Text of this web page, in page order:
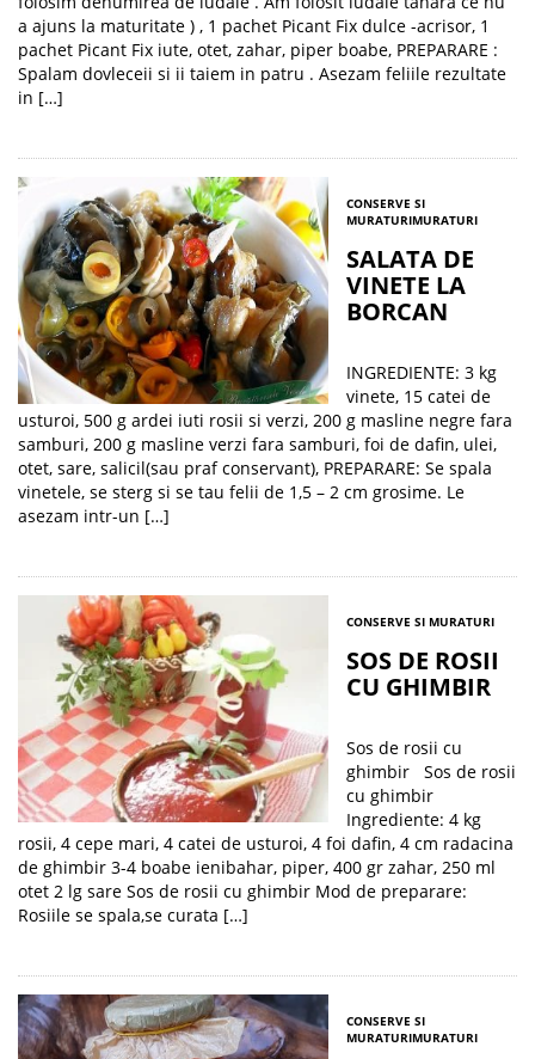
a ajuns la maturitate ) , 1 pachet Picant Fix dulce -acrisor, 1
pachet Picant Fix iute, otet, zahar, piper boabe, PREPARARE :
Spalam dovleceii si ii taiem in patru . Asezam feliile rezultate
in […]
CONSERVE SI
MURATURIMURATURI
SALATA DE
VINETE LA
BORCAN
INGREDIENTE: 3 kg
vinete, 15 catei de
usturoi, 500 g ardei iuti rosii si verzi, 200 g masline negre fara
samburi, 200 g masline verzi fara samburi, foi de dafin, ulei,
otet, sare, salicil(sau praf conservant), PREPARARE: Se spala
vinetele, se sterg si se tau felii de 1,5 – 2 cm grosime. Le
asezam intr-un […]
CONSERVE SI MURATURI
SOS DE ROSII
CU GHIMBIR
Sos de rosii cu
ghimbir Sos de rosii
cu ghimbir
Ingrediente: 4 kg
rosii, 4 cepe mari, 4 catei de usturoi, 4 foi dafin, 4 cm radacina
de ghimbir 3-4 boabe ienibahar, piper, 400 gr zahar, 250 ml
otet 2 lg sare Sos de rosii cu ghimbir Mod de preparare:
Rosiile se spala,se curata […]
CONSERVE SI
MURATURIMURATURI